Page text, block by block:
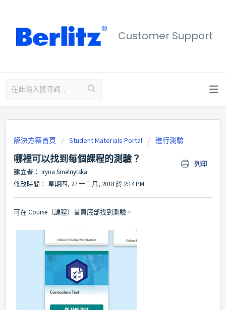
Customer Support
解決方案首頁 Student Materials Portal 進行測驗
哪裡可以找到每個課程的測驗？ 列印
建立者： Iryna Smelnytska
修改時間： 星期四, 27 十二月, 2018 於 2:14 PM
可在 Course（課程）首頁底部找到測驗。